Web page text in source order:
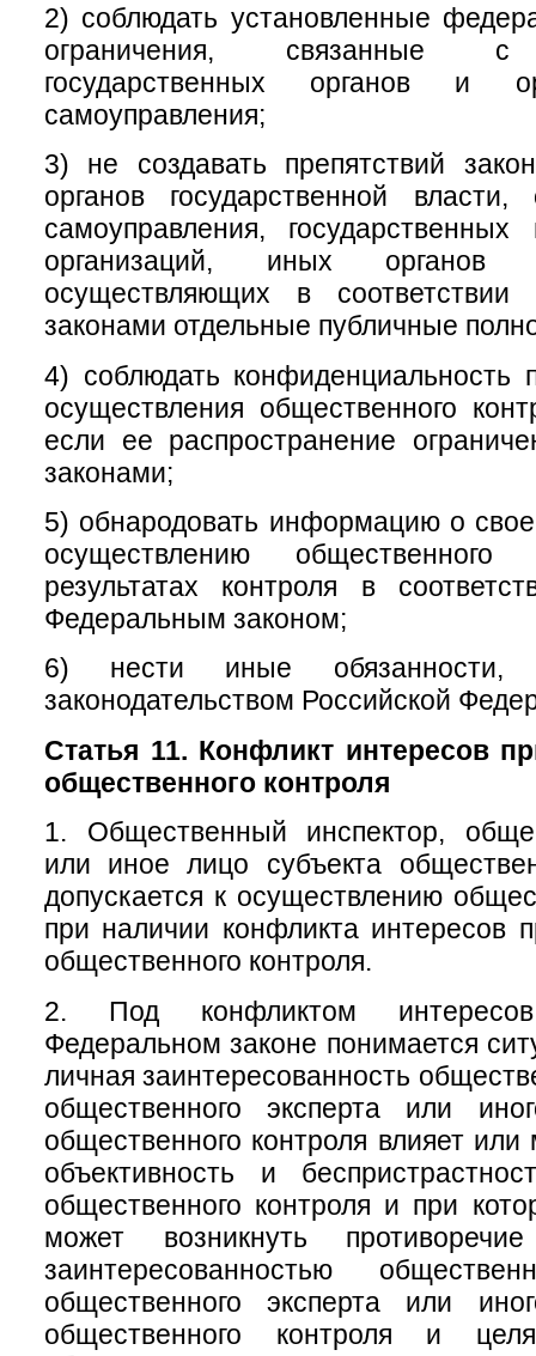
2) соблюдать установленные
ограничения, связанные с
государственных органов и
самоуправления;
3) не создавать препятствий
органов государственной власти,
самоуправления,
организаций, иных органов
осуществляющих в
законами отдельные публичные
4) соблюдать конфиденциальность
осуществления общественного
если ее распространение
законами;
5) обнародовать информацию о
осуществлению
результатах контроля в
Федеральным законом;
6) нести иные обязанности,
законодательством Российской
Статья 11. Конфликт интересов
общественного контроля
1. Общественный инспектор,
или иное лицо субъекта
допускается к осуществлению
при наличии конфликта интересов
общественного контроля.
2. Под конфликтом
Федеральном законе понимается
личная заинтересованность
общественного эксперта или
общественного контроля влияет
объективность и
общественного контроля и при
может возникнуть
заинтересованностью
общественного эксперта или
общественного контроля и